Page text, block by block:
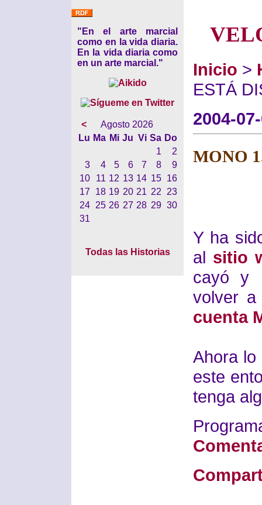
"En el arte marcial
como en la vida diaria.
En la vida diaria como
en un arte marcial."
<
Agosto 2026
Lu Ma Mi Ju Vi Sa Do
1
2
3
4 5 6 7 8
9
10
11 12 13 14 15
16
17
18 19 20 21 22
23
24
25 26 27 28 29 30
31
Todas las Historias
Inicio >
ESTÁ
2004-
MONO
Y ha
al sitio
cayó y
volver a
cuenta
Ahora lo
este
tenga